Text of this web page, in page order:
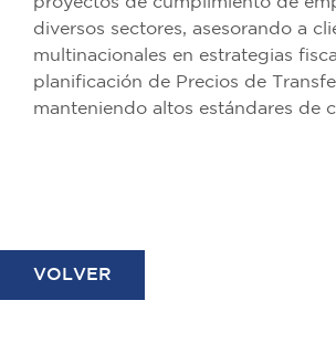
diversos sectores, asesorando a
multinacionales en estrategias
planificación de Precios de
manteniendo altos estándares de
VOLVER